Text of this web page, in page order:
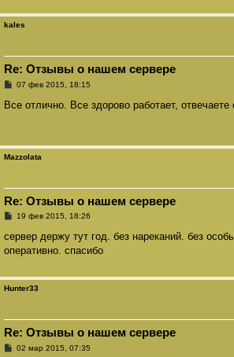
kales
Re: Отзывы о нашем сервере
С
о
и
е
07 фев 2015, 18:15
Все отлично. Все здорово работает,
Mazzolata
Re: Отзывы о нашем сервере
С
о
б
щ
и
е
19 фев 2015, 18:26
сервер держу тут год. без нареканий. без
оперативно. спасибо
Hunter33
Re: Отзывы о нашем сервере
С02 мар 2015, 07:35